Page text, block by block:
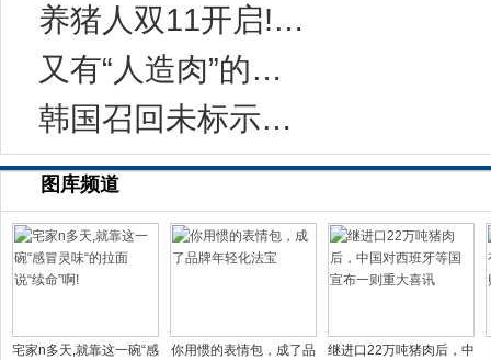
养猪人双11开启!今年有10万家猪场在网上采
又有“人造肉”的事儿？科学家：无需饲养和屠宰
韩国召回未标示致敏成分的健康功能食品
图库频道
宅家n多天,就靠这一碗“感
你用惯的表情包，成了品
继进口22万吨猪肉后，中